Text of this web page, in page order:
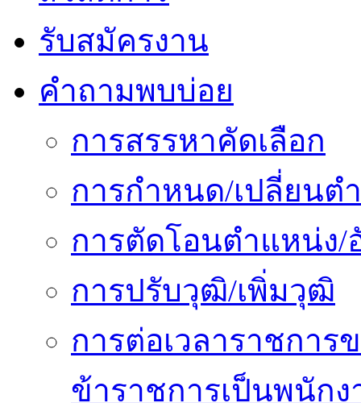
รับสมัครงาน
คำถามพบบ่อย
การสรรหาคัดเลือก
การกำหนด/เปลี่ยนต
การตัดโอนตำแหน่ง/
การปรับวุฒิ/เพิ่มวุฒิ
การต่อเวลาราชการ
ข้าราชการเป็นพนักง